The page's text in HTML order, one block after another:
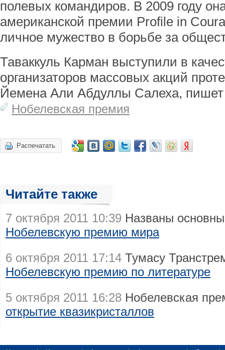
полевых командиров. В 2009 году
американской премии Profile in
личное мужество в борьбе за
Таваккуль Карман выступили в
организаторов массовых акций
Йемена Али Абдуллы Салеха,
Нобелевская премия
Распечатать
Читайте также
7 октября 2011 10:39 Названы
Нобелевскую премию мира
6 октября 2011 17:14 Тумасу
Нобелевскую премию по литературе
5 октября 2011 16:28 Нобелевская
открытие квазикристаллов